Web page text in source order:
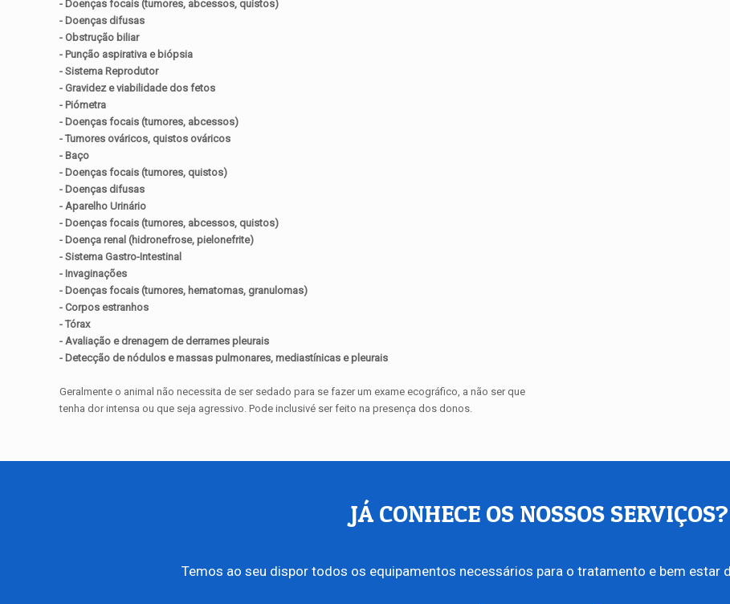
- Doenças focais (tumores, abcessos, quistos)
- Doenças difusas
- Obstrução biliar
- Punção aspirativa e biópsia
- Sistema Reprodutor
- Gravidez e viabilidade dos fetos
- Piómetra
- Doenças focais (tumores, abcessos)
- Tumores ováricos, quistos ováricos
- Baço
- Doenças focais (tumores, quistos)
- Doenças difusas
- Aparelho Urinário
- Doenças focais (tumores, abcessos, quistos)
- Doença renal (hidronefrose, pielonefrite)
- Sistema Gastro-Intestinal
- Invaginações
- Doenças focais (tumores, hematomas, granulomas)
- Corpos estranhos
- Tórax
- Avaliação e drenagem de derrames pleurais
- Detecção de nódulos e massas pulmonares, mediastínicas e pleurais
Geralmente o animal não necessita de ser sedado para se fazer um exame ecográfico, a não ser que
tenha dor intensa ou que seja agressivo. Pode inclusivé ser feito na presença dos donos.
JÁ CONHECE OS NOSSOS SERVIÇOS?
Temos ao seu dispor todos os equipamentos necessários para o tratamento e bem estar